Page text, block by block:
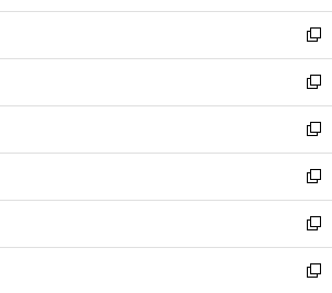
開
く
ウ
で
開
く
ン
ド
ウ
で
開
く
新
し
い
ウ
ィ
ン
ド
ウ
で
開
く
新
し
い
ウ
ィ
ン
ド
ウ
で
新
し
い
ウ
ィ
ン
ド
新
し
い
ウ
ィ
新
し
い
新